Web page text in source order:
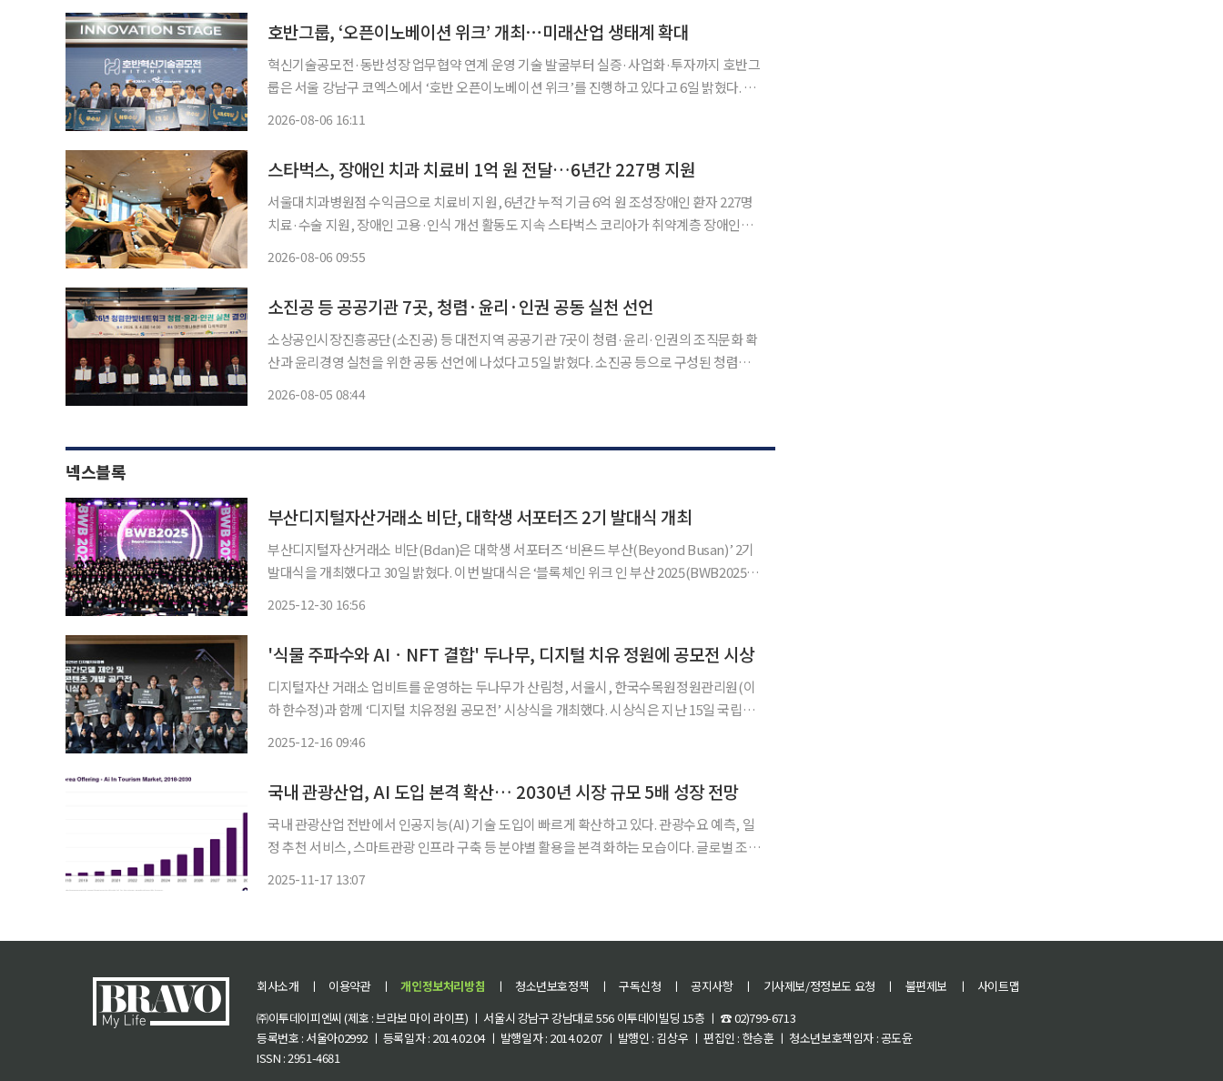
호반그룹, ‘오픈이노베이션 위크’ 개최⋯미래산업 생태계 확대
혁신기술공모전·동반성장 업무협약 연계 운영 기술 발굴부터 실증·사업화·투자까지 호반그
룹은 서울 강남구 코엑스에서 ‘호반 오픈이노베이션 위크’를 진행하고 있다고 6일 밝혔다. 이
2026-08-06 16:11
스타벅스, 장애인 치과 치료비 1억 원 전달…6년간 227명 지원
서울대치과병원점 수익금으로 치료비 지원, 6년간 누적 기금 6억 원 조성장애인 환자 227명
치료·수술 지원, 장애인 고용·인식 개선 활동도 지속 스타벅스 코리아가 취약계층 장애인의
2026-08-06 09:55
소진공 등 공공기관 7곳, 청렴·윤리·인권 공동 실천 선언
소상공인시장진흥공단(소진공) 등 대전지역 공공기관 7곳이 청렴·윤리·인권의 조직문화 확
산과 윤리경영 실천을 위한 공동 선언에 나섰다고 5일 밝혔다. 소진공 등으로 구성된 청렴한
2026-08-05 08:44
넥스블록
부산디지털자산거래소 비단, 대학생 서포터즈 2기 발대식 개최
부산디지털자산거래소 비단(Bdan)은 대학생 서포터즈 ‘비욘드 부산(Beyond Busan)’ 2기
발대식을 개최했다고 30일 밝혔다. 이번 발대식은 ‘블록체인 위크 인 부산 2025(BWB2025)’
2025-12-30 16:56
'식물 주파수와 AIㆍNFT 결합' 두나무, 디지털 치유 정원에 공모전 시상
디지털자산 거래소 업비트를 운영하는 두나무가 산림청, 서울시, 한국수목원정원관리원(이
하 한수정)과 함께 ‘디지털 치유정원 공모전’ 시상식을 개최했다. 시상식은 지난 15일 국립세
2025-12-16 09:46
국내 관광산업, AI 도입 본격 확산… 2030년 시장 규모 5배 성장 전망
국내 관광산업 전반에서 인공지능(AI) 기술 도입이 빠르게 확산하고 있다. 관광수요 예측, 일
정 추천 서비스, 스마트관광 인프라 구축 등 분야별 활용을 본격화하는 모습이다. 글로벌 조사
2025-11-17 13:07
회사소개 ㅣ 이용약관 ㅣ 개인정보처리방침 ㅣ 청소년보호정책 ㅣ 구독신청 ㅣ 공지사항 ㅣ 기사제보/정정보도 요청 ㅣ 불편제보 ㅣ
사이트맵
㈜이투데이피엔씨 (제호 : 브라보 마이 라이프) ㅣ 서울시 강남구 강남대로 556 이투데이빌딩 15층 ㅣ ☎ 02)799-6713
등록번호 : 서울아02992 ㅣ 등록일자 : 2014.02.04 ㅣ 발행일자 : 2014.02.07 ㅣ 발행인 : 김상우 ㅣ 편집인 : 한승훈 ㅣ 청소년보호책임자 : 공도윤
ISSN : 2951-4681